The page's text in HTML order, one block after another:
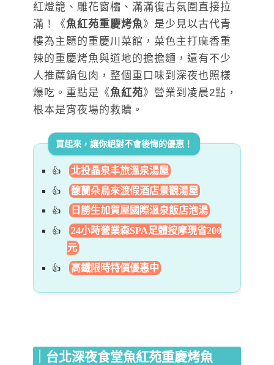
紅燈籠、雕花窗櫺、滿滿復古氛圍直接拉
滿！《魚紅苑重慶烤魚》是少見以古代青
樓為主題的重慶川菜館，菜色主打麻香重
辣的重慶烤魚與道地的擔擔麵，還有不少
人推薦鍋包肉，整個重口味到深夜也照樣
爆吃。重點是《魚紅苑》營業到凌晨2點，
根本是宵夜場的救贖。
買起來，讓你絕對不會後悔的優惠！
北投晶泉丰旅溫泉湯屋
馥蘭朵烏來渡假酒店景觀湯屋
日勝生加賀屋國際溫泉飯店泡湯
24小時營業森SPA足體按摩現省200
元
高鐵限時特價優惠中
｜台北深夜食堂魚紅苑重慶烤魚